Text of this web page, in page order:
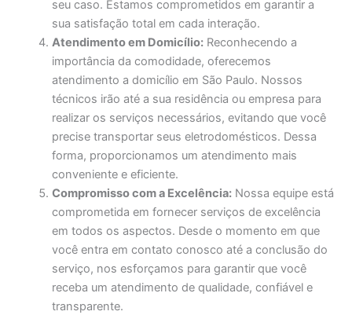
seu caso. Estamos comprometidos em garantir a
sua satisfação total em cada interação.
Atendimento em Domicílio: Reconhecendo a
importância da comodidade, oferecemos
atendimento a domicílio em São Paulo. Nossos
técnicos irão até a sua residência ou empresa para
realizar os serviços necessários, evitando que você
precise transportar seus eletrodomésticos. Dessa
forma, proporcionamos um atendimento mais
conveniente e eficiente.
Compromisso com a Excelência: Nossa equipe está
comprometida em fornecer serviços de excelência
em todos os aspectos. Desde o momento em que
você entra em contato conosco até a conclusão do
serviço, nos esforçamos para garantir que você
receba um atendimento de qualidade, confiável e
transparente.